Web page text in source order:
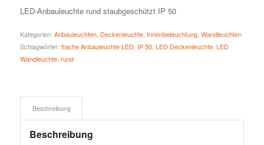
LED-Anbauleuchte rund staubgeschützt IP 50
Kategorien: Anbauleuchten, Deckenleuchte, Innenbeleuchtung, Wandleuchten
Schlagwörter: flache Anbauleuchte LED, IP 50, LED Deckenleuchte, LED
Wandleuchte, rund
Beschreibung
Beschreibung